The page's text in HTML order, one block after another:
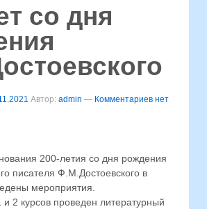
со дня
Автор: admin — Комментариев нет
200-летия со дня рождения
писателя Ф.М.Достоевского в
мероприятия.
и 2 курсов проведен литературный